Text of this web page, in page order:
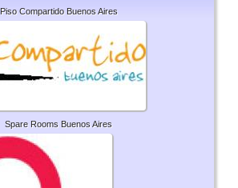
Piso Compartido Buenos Aires
Spare Rooms Buenos Aires